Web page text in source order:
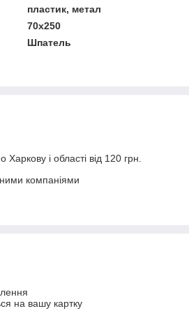
пластик, метал
70х250
Шпатель
і області від 120 грн.
компаніями
на вашу картку